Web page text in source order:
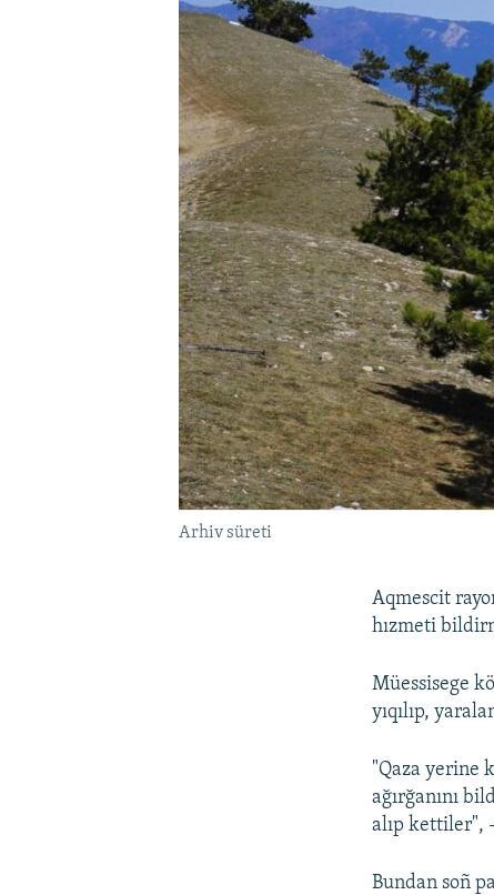
Arhiv süreti
Aqmescit
hızmeti
Müessisege
yıqılıp,
"Qaza yerine
ağırğanını
alıp kettiler",
Bundan soñ